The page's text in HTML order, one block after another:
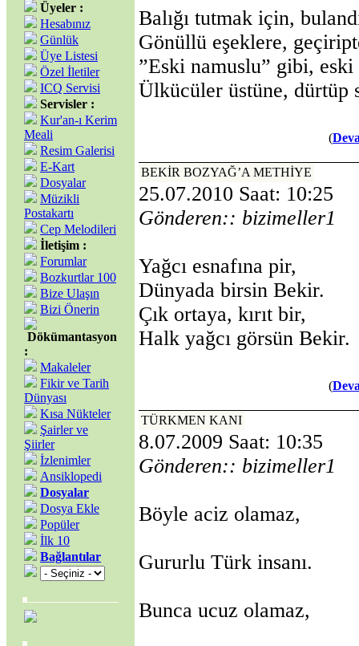
Üyeler :
Hesabınız
Günlük
Üye Listesi
Özel İletiler
ICQ Servisi
Servisler :
Kur'an-ı Kerim
Meali
Resim Galerisi
E-Kart
Dosyalar
Müzikli
Postakartı
Cep Melodileri
İletişim :
Forumlar
Bozkurtlar 100
Bize Ulaşın
Bizi Önerin
Dökümantasyon
:
Makaleler
Fikir ve Tarih
Dünyası
Kısa Nükteler
Şairler ve
Şiirler
İzlenimler
Ansiklopedi
Dosyalar
Dosya Ekle
Popüler
İlk 10
Bağlantılar
Balığı tutmak için,
Gönüllü eşeklere,
”Eski namuslu” gibi,
Ülkücüler üstüne, dürtüp
(
BEKİR BOZYAĞ’A METHİYE
25.07.2010 Saat: 10:25
Gönderen:: bizimeller1
Yağcı esnafına pir,
Dünyada birsin Bekir.
Çık ortaya, kırıt bir,
Halk yağcı görsün Bekir.
(
TÜRKMEN KANI
8.07.2009 Saat: 10:35
Gönderen:: bizimeller1
Böyle aciz olamaz,
Gururlu Türk insanı.
Bunca ucuz olamaz,